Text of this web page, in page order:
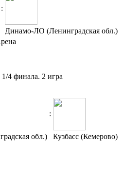
:
Динамо-ЛО (Ленинградская обл.)
4 финала. 2 игра
:
обл.) Кузбасс (Кемерово)